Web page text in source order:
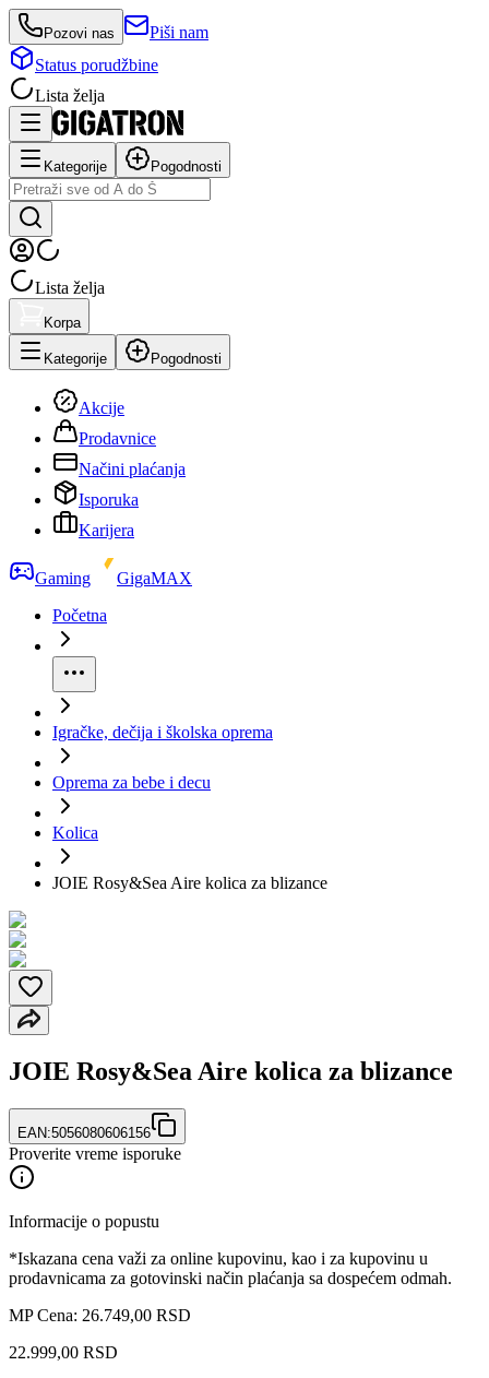
Pozovi nas
Piši nam
Status porudžbine
Lista želja
Kategorije Pogodnosti
Lista želja
Korpa
Kategorije Pogodnosti
Akcije
Prodavnice
Načini plaćanja
Isporuka
Karijera
Gaming
GigaMAX
Početna
Igračke, dečija i školska oprema
Oprema za bebe i decu
Kolica
JOIE Rosy&Sea Aire kolica za blizance
JOIE Rosy&Sea Aire kolica za blizance
EAN:5056080606156
Proverite vreme isporuke
Informacije o popustu
*Iskazana cena važi za online kupovinu, kao i za kupovinu u
prodavnicama za gotovinski način plaćanja sa dospećem odmah.
MP Cena: 26.749,00 RSD
22.999,00 RSD